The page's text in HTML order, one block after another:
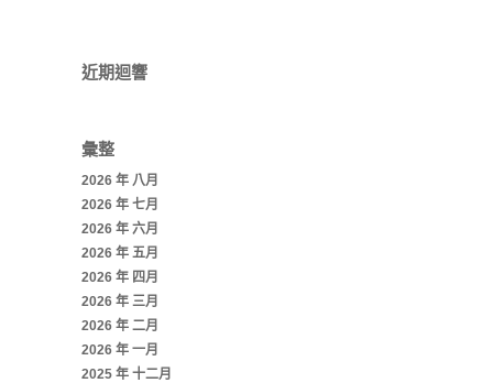
近期迴響
彙整
2026 年 八月
2026 年 七月
2026 年 六月
2026 年 五月
2026 年 四月
2026 年 三月
2026 年 二月
2026 年 一月
2025 年 十二月